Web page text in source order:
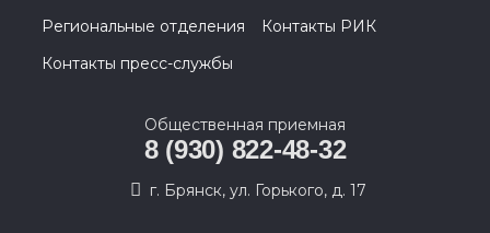
Региональные отделения
Контакты РИК
Контакты пресс-службы
Общественная приемная
8 (930) 822-48-32
г. Брянск, ул. Горького, д. 17